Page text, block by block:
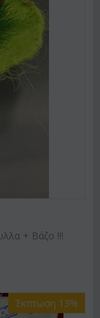
+ Βάζο !!!
Έκπτωση 13%